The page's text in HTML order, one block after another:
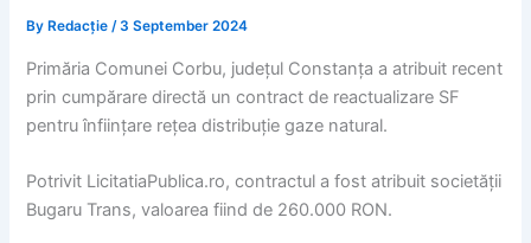
By Redacție/3 September 2024
Primăria Comunei Corbu, județul Constanța a atribuit recent
prin cumpărare directă un contract de reactualizare SF
pentru înființare rețea distribuție gaze natural.
Potrivit LicitatiaPublica.ro, contractul a fost atribuit societății
Bugaru Trans, valoarea fiind de 260.000 RON.